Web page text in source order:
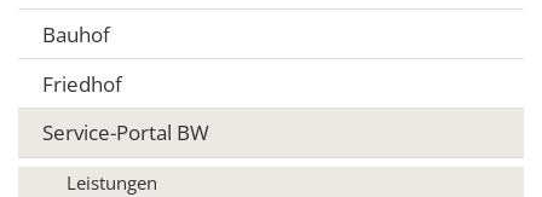
Bauhof
Friedhof
Service-Portal BW
Leistungen